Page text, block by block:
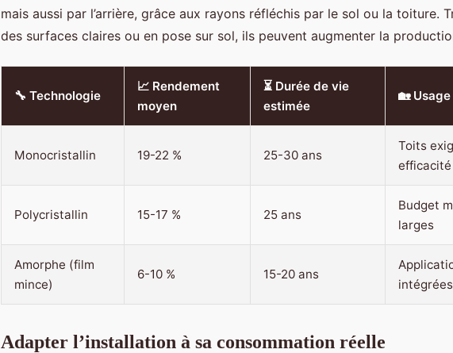
mais aussi par l’arrière, grâce aux rayons réfléchis par le sol ou la toiture.
des surfaces claires ou en pose sur sol, ils peuvent augmenter la
🔧 Technologie
📈 Rendement
moyen
⏳ Durée de vie
estimée
🏡
Monocristallin 19-22 % 25-30 ans
Toits
efficacité
Polycristallin 15-17 % 25 ans
Budget
larges
Amorphe (film
mince)
6-10 % 15-20 ans
intégrées
Adapter l’installation à sa consommation réelle